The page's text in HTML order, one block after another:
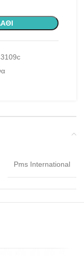
Pms International